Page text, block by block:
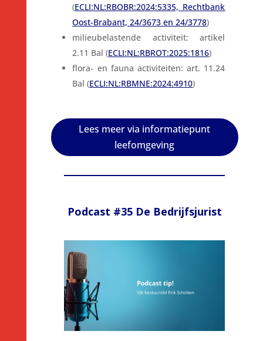
(ECLI:NL:RBOBR:2024:5335, Rechtbank
Oost-Brabant, 24/3673 en 24/3778)
milieubelastende activiteit: artikel
2.11 Bal (ECLI:NL:RBROT:2025:1816)
flora- en fauna activiteiten: art. 11.24
Bal (ECLI:NL:RBMNE:2024:4910)
Lees meer via informatiepunt
leefomgeving
Podcast #35 De Bedrijfsjurist